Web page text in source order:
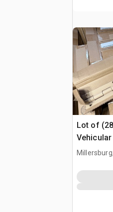
Lot of
Vehicular